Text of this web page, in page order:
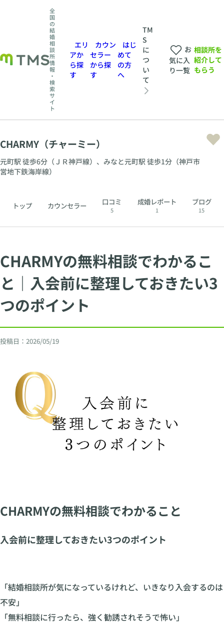
全
国
の
結
婚
相
談
所
情
報
・
検
索
サ
イ
ト
エリ
アか
ら探
す
カウン
セラー
から探
す
はじ
めて
の方
へ
TM
S
に
つ
い
て
お
気に入
り一覧
相談所を
紹介して
もらう
CHARMY（チャーミー）
元町駅 徒歩6分（ＪＲ神戸線）、みなと元町駅 徒歩1分（神戸市
営地下鉄海岸線）
トップ カウンセラー 口コミ
5
成婚レポート
1
ブログ
15
CHARMYの無料相談でわかるこ
と｜入会前に整理しておきたい3
つのポイント
投稿日： 2026/05/19
CHARMYの無料相談でわかること
入会前に整理しておきたい3つのポイント
「結婚相談所が気になっているけれど、いきなり入会するのは
不安」
「無料相談に行ったら、強く勧誘されそうで怖い」